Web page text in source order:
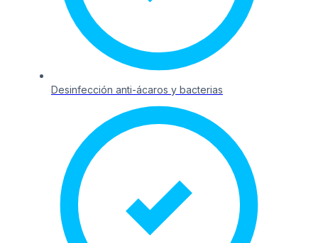
Desinfección anti-ácaros y bacterias